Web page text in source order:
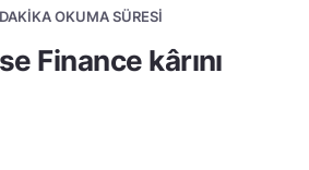
OKUMA SÜRESI
Finance kârını